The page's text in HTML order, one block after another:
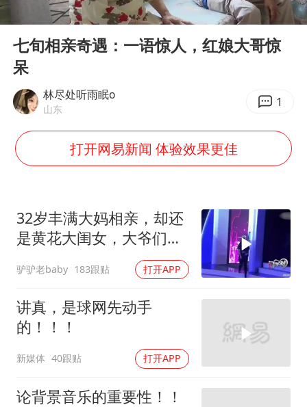
黄金牛市回来了吗
茅台部分直营店飞天茅台提价
《欢迎来龙餐馆》口碑
白海豚将正面袭击贯穿浙江
杭州全市有序停课
乐享全民健身 共筑健康中国
Play
00:00 01:27
七旬相亲奇遇：一语惊人，红娘大哥惊
呆
林尽处听雨眠o
山东 1
打开网易新闻 体验效果更佳
32岁丰满大妈相亲，却还
是黄花大闺女，大爷们瞬
驴驴老baby 183跟贴 打开APP
讲真，是球网先动手
的！！！
新媒体 40跟贴 打开APP
论背景音乐的重要性！！